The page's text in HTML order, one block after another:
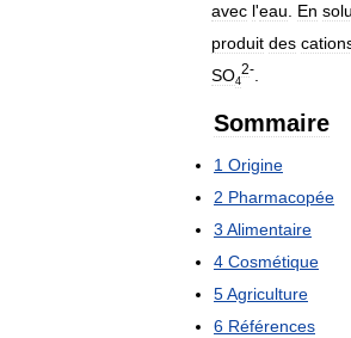
avec l'eau. En
produit des
SO4
2-
Sommaire
1 Origine
2 Pharmacopée
3 Alimentaire
4 Cosmétique
5Agriculture
6 Références